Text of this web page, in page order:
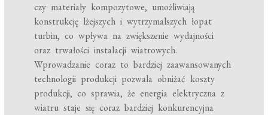
czy materiały kompozytowe, umożliwiają
konstrukcję lżejszych i wytrzymalszych łopat
turbin, co wpływa na zwiększenie wydajności
oraz trwałości instalacji wiatrowych.
Wprowadzanie coraz to bardziej zaawansowanych
technologii produkcji pozwala obniżać koszty
produkcji, co sprawia, że energia elektryczna z
wiatru staje się coraz bardziej konkurencyjna